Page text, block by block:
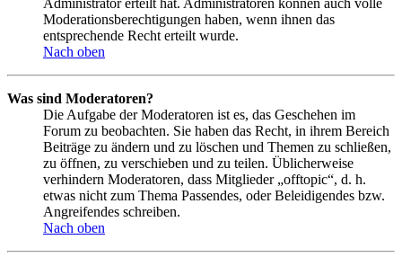
Administrator erteilt hat. Administratoren können auch volle
Moderationsberechtigungen haben, wenn ihnen das
entsprechende Recht erteilt wurde.
Nach oben
Was sind Moderatoren?
Die Aufgabe der Moderatoren ist es, das Geschehen im
Forum zu beobachten. Sie haben das Recht, in ihrem Bereich
Beiträge zu ändern und zu löschen und Themen zu schließen,
zu öffnen, zu verschieben und zu teilen. Üblicherweise
verhindern Moderatoren, dass Mitglieder „offtopic“, d. h.
etwas nicht zum Thema Passendes, oder Beleidigendes bzw.
Angreifendes schreiben.
Nach oben